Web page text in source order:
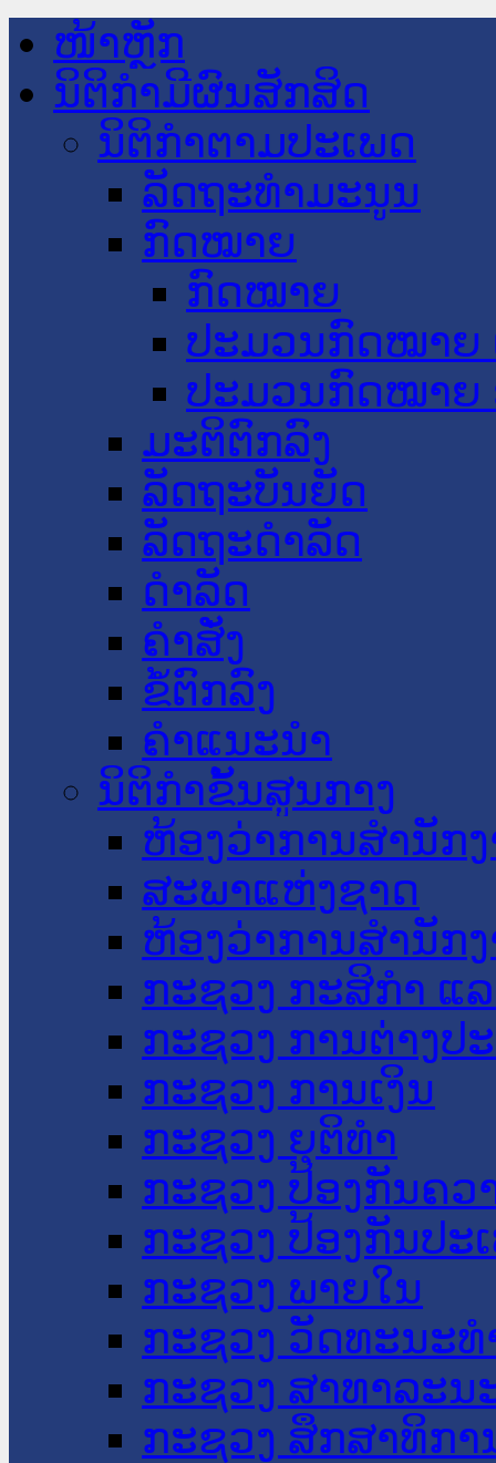
ໜ້າຫຼັກ
ນິຕິກໍາມີຜົນສັກສິດ
ນິຕິກໍາຕາມປະເພດ
ລັດຖະທໍາມະນູນ
ກົດໝາຍ
ກົດໝາຍ
ປະມວນກົດໝາຍ
ປະມວນກົດໝາຍ
ມະຕິຕົກລົງ
ລັດຖະບັນຍັດ
ລັດຖະດໍາລັດ
ດໍາລັດ
ຄໍາສັ່ງ
ຂໍ້ຕົກລົງ
ຄໍາແນະນໍາ
ນິຕິກໍາຂັ້ນສູນກາງ
ຫ້ອງວ່າການສໍານັກ
ສະພາແຫ່ງຊາດ
ຫ້ອງວ່າການສຳນັກ
ກະຊວງ ກະສິກຳ ແ
ກະຊວງ ການຕ່າງປ
ກະຊວງ ການເງິນ
ກະຊວງ ຍຸຕິທໍາ
ກະຊວງ ປ້ອງກັນຄວ
ກະຊວງ ປ້ອງກັນປະ
ກະຊວງ ພາຍໃນ
ກະຊວງ ວັດທະນະ
ກະຊວງ ສາທາລະນ
ກະຊວງ ສຶກສາທິກາ